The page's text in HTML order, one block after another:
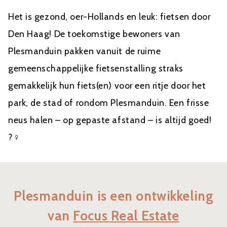
Het is gezond, oer-Hollands en leuk: fietsen door
Den Haag! De toekomstige bewoners van
Plesmanduin pakken vanuit de ruime
gemeenschappelijke fietsenstalling straks
gemakkelijk hun fiets(en) voor een ritje door het
park, de stad of rondom Plesmanduin. Een frisse
neus halen – op gepaste afstand – is altijd goed!
?‍♀️
Plesmanduin is een ontwikkeling
van Focus Real Estate